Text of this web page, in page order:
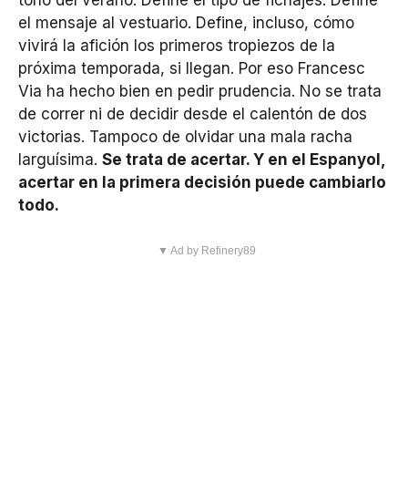
el mensaje al vestuario. Define, incluso, cómo
vivirá la afición los primeros tropiezos de la
próxima temporada, si llegan. Por eso Francesc
Via ha hecho bien en pedir prudencia. No se trata
de correr ni de decidir desde el calentón de dos
victorias. Tampoco de olvidar una mala racha
larguísima. Se trata de acertar. Y en el Espanyol,
acertar en la primera decisión puede cambiarlo
todo.
▼ Ad by Refinery89